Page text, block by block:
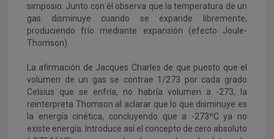
simposio. Junto con él observa que la temperatura de un
gas disminuye cuando se expande libremente,
produciendo frío mediante expansión (efecto Joule-
Thomson).
La afirmación de Jacques Charles de que puesto que el
volumen de un gas se contrae 1/273 por cada grado
Celsius que se enfría, no habría volumen a -273, la
reinterpreta Thomson al aclarar que lo que disminuye es
la energía cinética, concluyendo que a -273ºC ya no
existe energía. Introduce así el concepto de cero absoluto